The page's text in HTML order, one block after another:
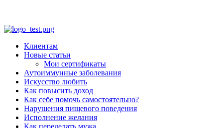
Клиентам
Новые статьи
Мои сертификаты
Аутоиммунные заболевания
Искусство любить
Как повысить доход
Как себе помочь самостоятельно?
Нарушения пищевого поведения
Исполнение желания
Как переделать мужа